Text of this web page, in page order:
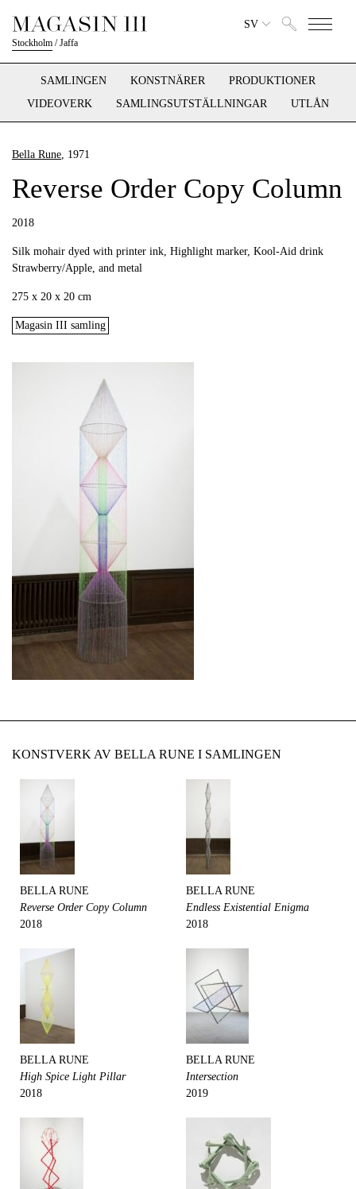
Stockholm /Jaffa
SV
SAMLINGEN KONSTNÄRER
PRODUKTIONER
VIDEOVERK
SAMLINGSUTSTÄLLNINGAR UTLÅN
Bella Rune, 1971
Reverse Order Copy Column
2018
Silk mohair dyed with printer ink, Highlight marker, Kool-Aid drink
Strawberry/Apple, and metal
275 x 20 x 20 cm
Magasin III samling
KONSTVERK AV BELLA RUNE I SAMLINGEN
BELLA RUNE
Reverse Order Copy Column
2018
BELLA RUNE
Endless Existential Enigma
2018
BELLA RUNE
High Spice Light Pillar
2018
BELLA RUNE
Intersection
2019